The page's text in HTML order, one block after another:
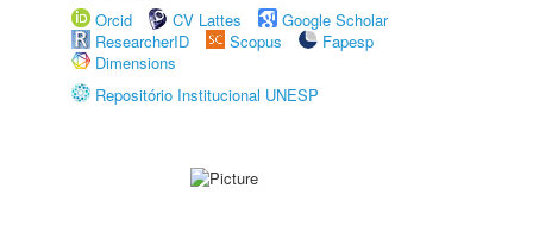
Orcid
CV Lattes
Google Scholar
ResearcherID
Scopus
Fapesp
Dimensions
Repositório Institucional UNESP